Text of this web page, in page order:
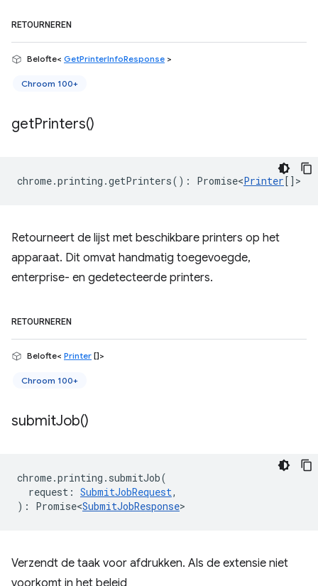
RETOURNEREN
Belofte< GetPrinterInfoResponse >
Chroom 100+
getPrinters()
chrome.printing .getPrinters() : Promise<Printer[] >
Retourneert de lijst met beschikbare printers op het
apparaat. Dit omvat handmatig toegevoegde,
enterprise- en gedetecteerde printers.
RETOURNEREN
Belofte< Printer []>
Chroom 100+
submitJob()
chrome.printing . submitJob(
request : SubmitJobRequest,
) : Promise<SubmitJobResponse>
Verzendt de taak voor afdrukken. Als de extensie niet
voorkomt in het beleid